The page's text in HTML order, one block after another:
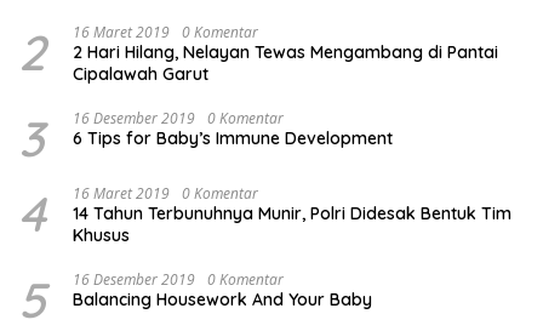
2 16 Maret 2019 0 Komentar
2 Hari Hilang, Nelayan Tewas Mengambang di Pantai
Cipalawah Garut
3 16 Desember 2019 0 Komentar
6 Tips for Baby’s Immune Development
4 16 Maret 2019 0 Komentar
14 Tahun Terbunuhnya Munir, Polri Didesak Bentuk Tim
Khusus
5 16 Desember 2019 0 Komentar
Balancing Housework And Your Baby